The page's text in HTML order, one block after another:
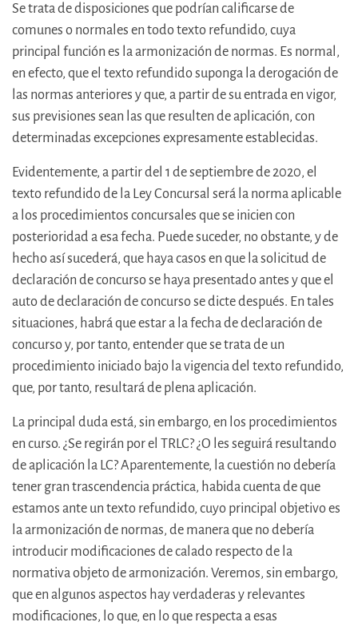
Se trata de disposiciones que podrían calificarse de
comunes o normales en todo texto refundido, cuya
principal función es la armonización de normas. Es normal,
en efecto, que el texto refundido suponga la derogación de
las normas anteriores y que, a partir de su entrada en vigor,
sus previsiones sean las que resulten de aplicación, con
determinadas excepciones expresamente establecidas.
Evidentemente, a partir del 1 de septiembre de 2020, el
texto refundido de la Ley Concursal será la norma aplicable
a los procedimientos concursales que se inicien con
posterioridad a esa fecha. Puede suceder, no obstante, y de
hecho así sucederá, que haya casos en que la solicitud de
declaración de concurso se haya presentado antes y que el
auto de declaración de concurso se dicte después. En tales
situaciones, habrá que estar a la fecha de declaración de
concurso y, por tanto, entender que se trata de un
procedimiento iniciado bajo la vigencia del texto refundido,
que, por tanto, resultará de plena aplicación.
La principal duda está, sin embargo, en los procedimientos
en curso. ¿Se regirán por el TRLC? ¿O les seguirá resultando
de aplicación la LC? Aparentemente, la cuestión no debería
tener gran trascendencia práctica, habida cuenta de que
estamos ante un texto refundido, cuyo principal objetivo es
la armonización de normas, de manera que no debería
introducir modificaciones de calado respecto de la
normativa objeto de armonización. Veremos, sin embargo,
que en algunos aspectos hay verdaderas y relevantes
modificaciones, lo que, en lo que respecta a esas